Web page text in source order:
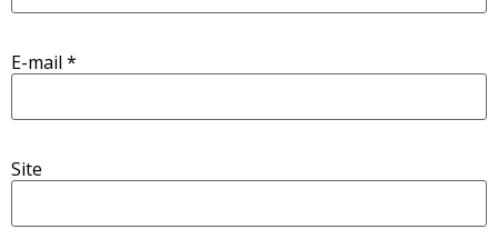
E-mail *
Site